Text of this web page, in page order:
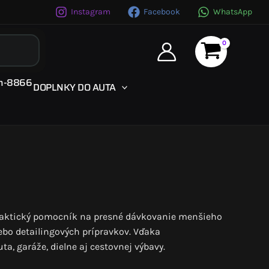
Instagram Facebook WhatsApp
DOPLNKY DO AUTA
pomocník na presné dávkovanie menšieho
detailingových prípravkov. Vďaka
garáže, dielne aj cestovnej výbavy.